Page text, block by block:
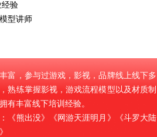
经验
型讲师
富，参与过游戏，影视，品牌线上线下多
熟练掌握影视，游戏流程模型以及材质制
有丰富线下培训经验。
《熊出没》《网游天涯明月》《斗罗大陆